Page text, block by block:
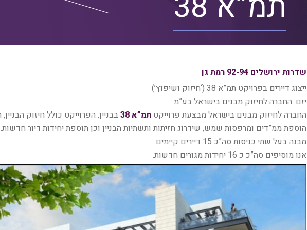
שדרות ירושלים 92-94 רמת גן
ייצוג דיירים בפרויקט תמ”א 38 (‘חיזוק ושיפוץ’)
יזם: החברה לחיזוק מבנים בישראל בע”מ.
החברה לחיזוק מבנים בישראל מבצעת פרוייקט תמ”א 38
הוספת ממ”דים ומרפסות שמש, שידרוג חזיתות ותשתיות הבניין וכן תוספת יחידות דיור חדשות.
מבנה בעל שתי כניסות סה”כ 15 דיירים קיימים.
אנו מוסיפים סה”כ כ 16 יחידות מגורים חדשות.